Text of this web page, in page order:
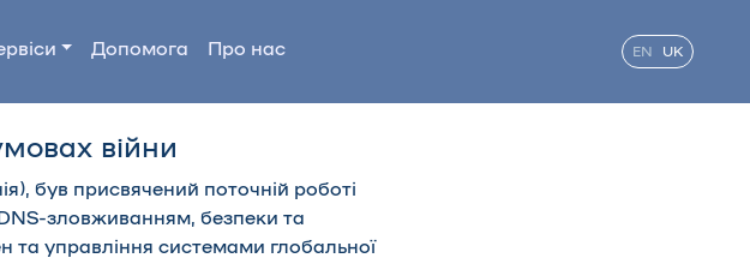
Допомога Про нас EN UK
війни
був присвячений поточній роботі
зловживанням, безпеки та
та управління системами глобальної